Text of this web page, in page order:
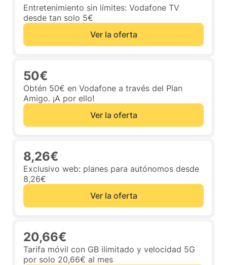
Entretenimiento sin límites: Vodafone TV
desde tan solo 5€
Ver la oferta
50€
Obtén 50€ en Vodafone a través del Plan
Amigo. ¡A por ello!
Ver la oferta
8,26€
Exclusivo web: planes para autónomos desde
8,26€
Ver la oferta
20,66€
Tarifa móvil con GB ilimitado y velocidad 5G
por solo 20,66€ al mes